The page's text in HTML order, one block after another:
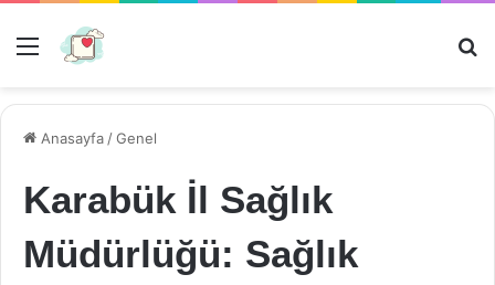
Menü
Anasayfa /Genel
Karabük İl Sağlık
Müdürlüğü: Sağlık